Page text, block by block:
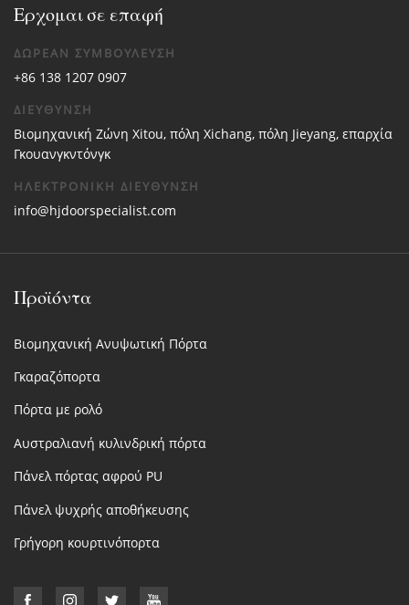
Ερχομαι σε επαφή
ΔΩΡΕΑΝ ΣΥΜΒΟΥΛΕΥΣΗ
+86 138 1207 0907
ΔΙΕΥΘΥΝΣΗ
Βιομηχανική Ζώνη Xitou, πόλη Xichang, πόλη Jieyang, επαρχία
Γκουανγκντόνγκ
ΗΛΕΚΤΡΟΝΙΚΗ ΔΙΕΥΘΥΝΣΗ
info@hjdoorspecialist.com
Προϊόντα
Βιομηχανική Ανυψωτική Πόρτα
Γκαραζόπορτα
Πόρτα με ρολό
Αυστραλιανή κυλινδρική πόρτα
Πάνελ πόρτας αφρού PU
Πάνελ ψυχρής αποθήκευσης
Γρήγορη κουρτινόπορτα